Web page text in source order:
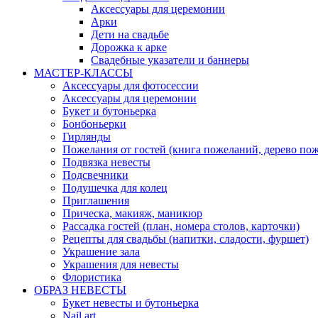
Аксессуары для церемонии
Арки
Дети на свадьбе
Дорожка к арке
Свадебные указатели и баннеры
МАСТЕР-КЛАССЫ
Аксессуары для фотосессии
Аксессуары для церемонии
Букет и бутоньерка
Бонбоньерки
Гирлянды
Пожелания от гостей (книга пожеланий, дерево
Подвязка невесты
Подсвечники
Подушечка для колец
Приглашения
Прическа, макияж, маникюр
Рассадка гостей (план, номера столов, карточки)
Рецепты для свадьбы (напитки, сладости, фуршет)
Украшение зала
Украшения для невесты
Флористика
ОБРАЗ НЕВЕСТЫ
Букет невесты и бутоньерка
Nail art